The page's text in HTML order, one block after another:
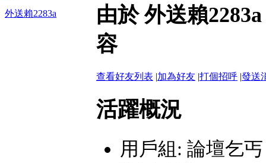
外送賴2283a
由於 外送賴
容
查看好友列表 |加為好友 |打個招呼 |發送
活躍概況
用戶組: 論壇乞丐